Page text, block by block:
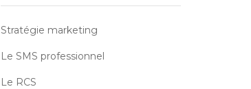
Stratégie marketing
Le SMS professionnel
Le RCS